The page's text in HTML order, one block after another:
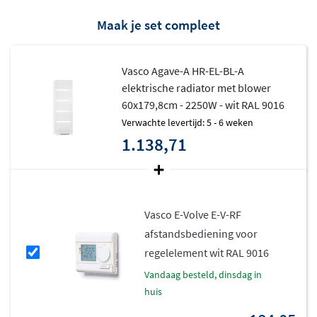
Standaardkleur wit RAL 9016 (op aanvraag zijn
Blower zijn eigen weekprogramma instellen
volgens uw leefgewoontes
Optioneel RF-thermostaat verkrijgbaar
Blower is beschikbaar in 2 kleuren: wit en grijs.
Witte radiator: Blower wit
Weerstandsgelast (onzichtbare lasnaden)
ATL-grondlaag, poedercoating
Regeling van ruimtetemperatuur
Maak je set compleet
Vasco Agave-A HR-EL-BL-A
elektrische radiator met blower
60x179,8cm - 2250W - wit RAL 9016
Verwachte levertijd: 5 - 6 weken
1.138,71
Vasco E-Volve E-V-RF
afstandsbediening voor
regelelement wit RAL 9016
vandaag besteld, dinsdag in
huis